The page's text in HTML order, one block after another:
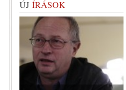
ÚJ ÍRÁSOK